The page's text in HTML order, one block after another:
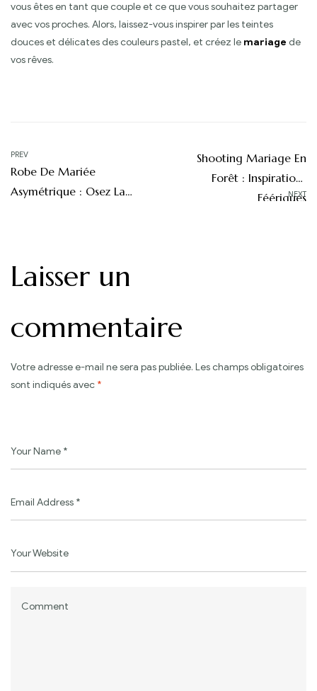
vous êtes en tant que couple et ce que vous souhaitez partager
avec vos proches. Alors, laissez-vous inspirer par les teintes
douces et délicates des couleurs pastel, et créez le mariage de
vos rêves.
Navigation
de
l’article
PREV
Robe De Mariée
Asymétrique : Osez La
NEXT
Shooting Mariage En
Forêt : Inspirations
Féériques
Laisser un
commentaire
Votre adresse e-mail ne sera pas publiée. Les champs obligatoires
sont indiqués avec *